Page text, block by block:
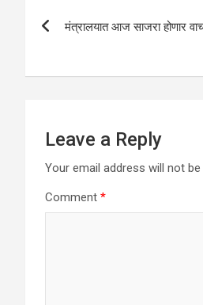
p
o
navigation
मंत्रालयात आज साजरा होणार
Leave a Reply
Your email address will not be
Comment *